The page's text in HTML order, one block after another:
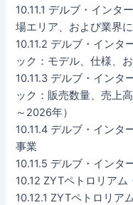
10.11.1 デルブ・インタ
場エリア、および業界
10.11.2 デルブ・インタ
ック：モデル、仕様、
10.11.3 デルブ・インタ
ック：販売数量、売上
～2026年）
10.11.4 デルブ・インタ
事業
10.11.5 デルブ・インタ
10.12 ZYTペトロリアム
10.12.1 ZYTペトロリア